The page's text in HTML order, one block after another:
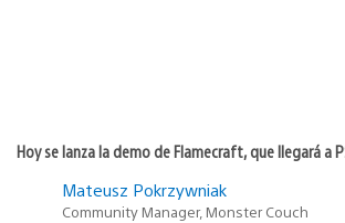
Hoy se lanza la demo de Flamecraft, que llegará a
Mateusz Pokrzywniak
Community Manager, Monster Couch